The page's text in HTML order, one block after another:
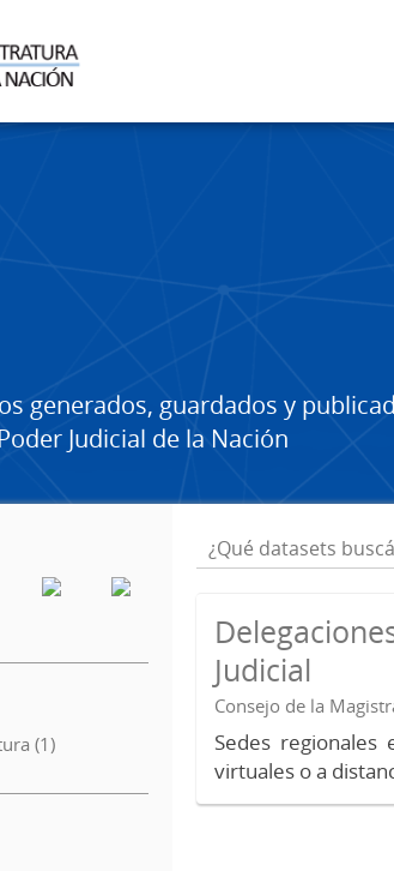
generados, guardados y
Judicial de la Nación
(1)
Judicial
Consejo de la
Sedes regionales
virtuales o a